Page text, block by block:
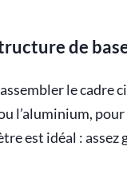
de
le cadre
l’aluminium,
est idéal : assez